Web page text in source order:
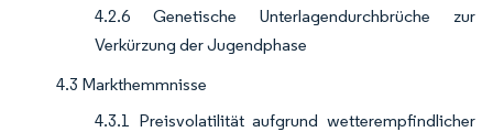
4.2.6 Genetische Unterlagendurchbrüche zur
Verkürzung der Jugendphase
4.3 Markthemmnisse
4.3.1 Preisvolatilität aufgrund wetterempfindlicher